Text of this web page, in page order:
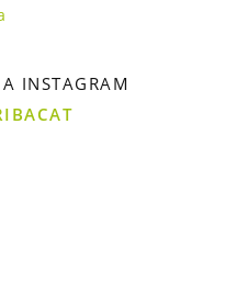
INSTAGRAM